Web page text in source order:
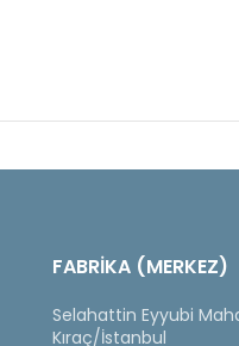
FABRİKA (MERKEZ)
Selahattin Eyyubi
Kıraç/İstanbul